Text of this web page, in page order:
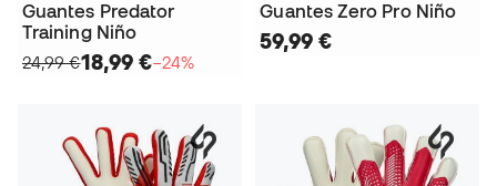
Guantes Predator
Training Niño
24,99 €18,99 €−24%
Guantes Zero Pro Niño
59,99 €